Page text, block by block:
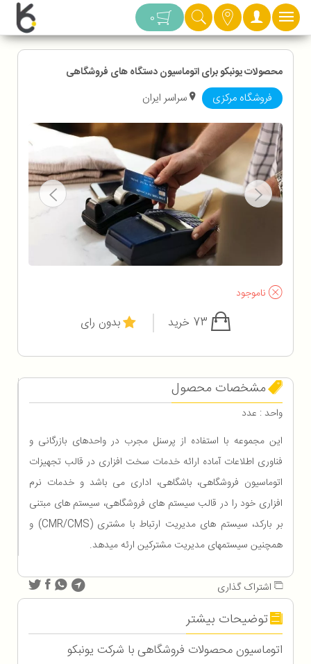
دسته بندی 0
محصولات یونبکو برای اتوماسیون دستگاه های فروشگاهی
فروشگاه مرکزی سراسر ایران
ناموجود
بدون رای
مشخصات محصول
واحد : عدد
این مجموعه با استفاده از پرسنل مجرب در واحدهای بازرگانی و
فناوری اطلاعات آماده ارائه خدمات سخت افزاری در قالب تجهیزات
اتوماسیون فروشگاهی، باشگاهی، اداری می باشد و خدمات نرم
افزاری خود را در قالب سیستم های فروشگاهی، سیستم های مبتنی
بر باركد، سیستم های مدیریت ارتباط با مشتری (CMR/CMS) و
همچنین سیستمهای مدیریت مشتركین ارئه میدهد.
اشتراک گذاری
توضیحات بیشتر
اتوماسیون محصولات فروشگاهی با شرکت یونبکو